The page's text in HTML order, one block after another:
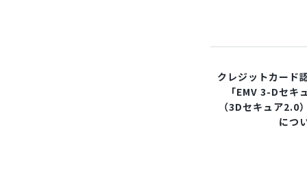
クレジットカード
「EMV 3-Dセキ
（3Dセキュア2.0）
につ